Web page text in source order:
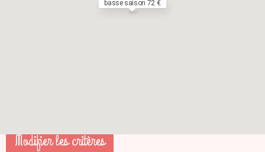
basse saison 72 €
Modifier les critères